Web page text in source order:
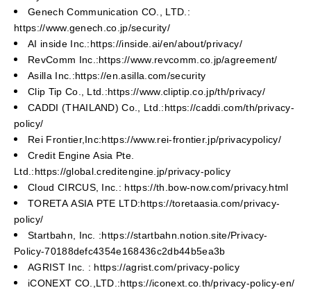
Genech Communication CO., LTD.:
https://www.genech.co.jp/security/
AI inside Inc.:https://inside.ai/en/about/privacy/
RevComm Inc.:https://www.revcomm.co.jp/agreement/
Asilla Inc.:https://en.asilla.com/security
Clip Tip Co., Ltd.:https://www.cliptip.co.jp/th/privacy/
CADDI (THAILAND) Co., Ltd.:https://caddi.com/th/privacy-
policy/
Rei Frontier,Inc:https://www.rei-frontier.jp/privacypolicy/
Credit Engine Asia Pte.
Ltd.:https://global.creditengine.jp/privacy-policy
Cloud CIRCUS, Inc.: https://th.bow-now.com/privacy.html
TORETA ASIA PTE LTD:https://toretaasia.com/privacy-
policy/
Startbahn, Inc. :https://startbahn.notion.site/Privacy-
Policy-70188defc4354e168436c2db44b5ea3b
AGRIST Inc. : https://agrist.com/privacy-policy
iCONEXT CO.,LTD.:https://iconext.co.th/privacy-policy-en/